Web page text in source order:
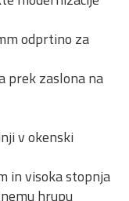
odprtino za
prek zaslona na
v okenski
in visoka stopnja
hrupu